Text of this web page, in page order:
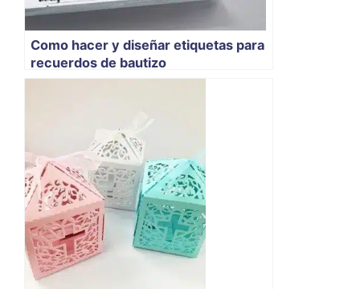
Como hacer y diseñar etiquetas para
recuerdos de bautizo